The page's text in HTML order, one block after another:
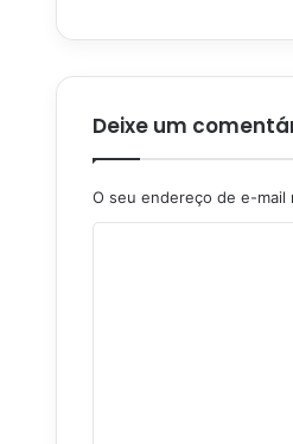
Deixe um
O seu endereço de e-mail